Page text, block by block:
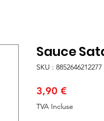
Sauce
SKU : 8852646212277
3,90 €Prix
TVA Incluse